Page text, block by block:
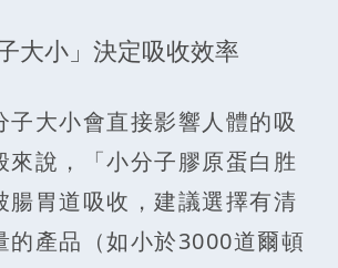
大小」決定吸收效率
子大小會直接影響人體的吸
來說，「小分子膠原蛋白胜
腸胃道吸收，建議選擇有清
的產品（如小於3000道爾頓